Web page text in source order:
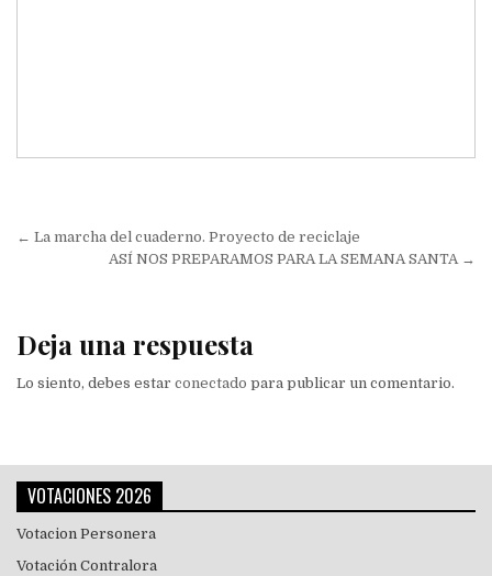
Navegación
← La marcha del cuaderno. Proyecto de reciclaje
ASÍ NOS PREPARAMOS PARA LA SEMANA SANTA →
Deja una respuesta
Lo siento, debes estar conectado para publicar un comentario.
VOTACIONES 2026
Votacion Personera
Votación Contralora